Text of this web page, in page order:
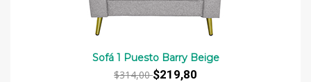
Sofá 1 Puesto Barry Beige
$314,00$219,80